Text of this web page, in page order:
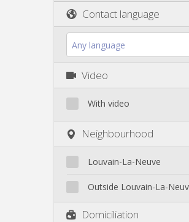
Contact language
Any language
Video
With video
Neighbourhood
Louvain-La-Neuve
Biéreau
Centre
Outside Louvain-La-
Domiciliation